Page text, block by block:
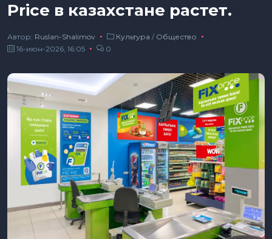
Price в казахстане растет.
Автор: Ruslan-Shalimov Культура / Общество
16-июн-2026, 16:05
0